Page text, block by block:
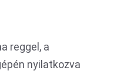
reggel, a
nyilatkozva